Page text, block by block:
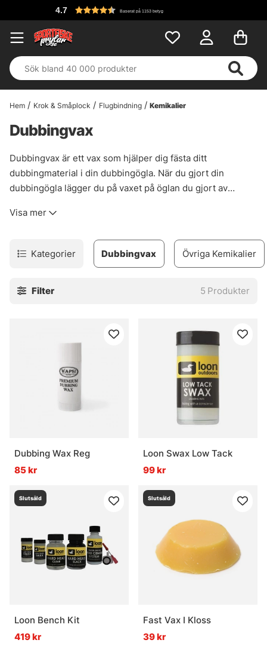
4.7 Baserat på 1153 betyg
Hem Krok & Småplock Flugbindning Kemikalier
Dubbingvax
Dubbingvax är ett vax som hjälper dig fästa ditt
dubbingmaterial i din dubbingögla. När du gjort din
dubbingögla lägger du på vaxet på öglan du gjort av
dubbing. Vi har samlat de dubbingvax vi vet fungerar och
Visa mer
Kategorier Dubbingvax Övriga Kemikalier
Filter 5 Produkter
Dubbing Wax Reg
85 kr
Loon Swax Low Tack
99 kr
Slutsåld
Loon Bench Kit
419 kr
Slutsåld
Fast Vax I Kloss
39 kr